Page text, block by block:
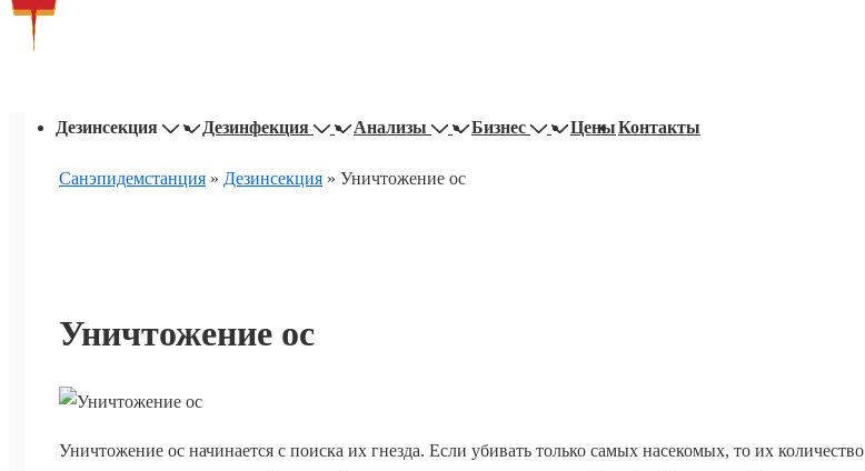
ОсновнаяДезинсекция Дезинфекция Анализы Бизнес ЦеныКонтакты
Санэпидемстанция » Дезинсекция » Уничтожение ос
Уничтожение ос
Уничтожение ос начинается с поиска их гнезда. Если убивать только самых насекомых, то их количество